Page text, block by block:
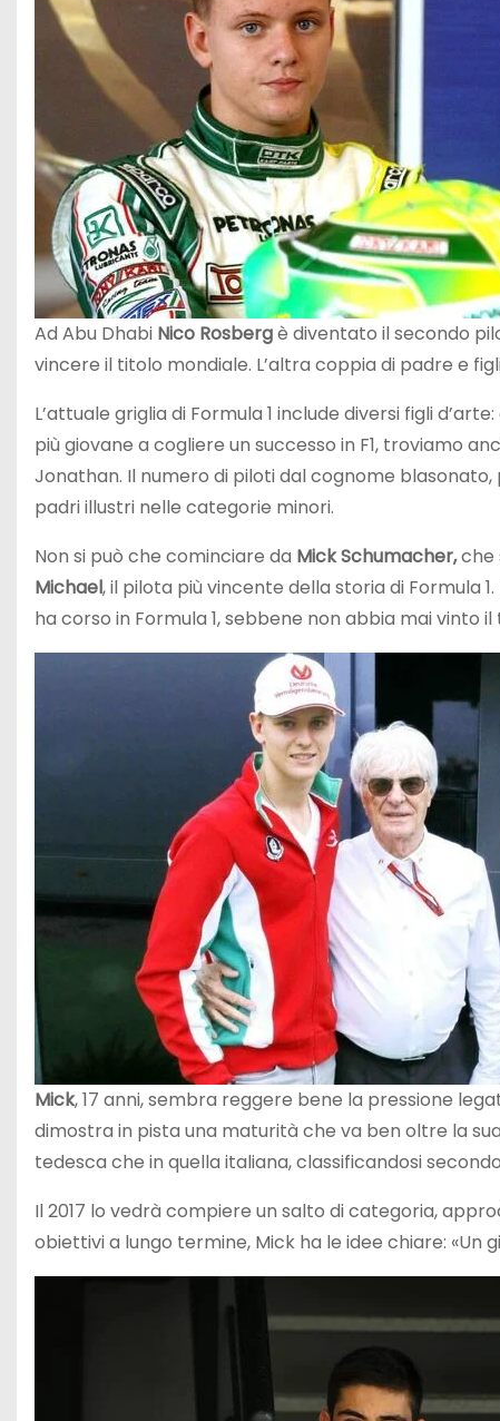
Ad Abu Dhabi Nico Rosbergè diventato il secondo
vincere il titolo mondiale. L’altra coppia di padre e
L’attuale griglia di Formula 1 include diversi figli
più giovane a cogliere un successo in F1, troviamo
Jonathan. Il numero di piloti dal cognome
padri illustri nelle categorie minori.
Non si può che cominciare da Mick Schumacher,che
Michael, il pilota più vincente della storia di Formula
ha corso in Formula 1, sebbene non abbia mai vinto
Mick, 17 anni, sembra reggere bene la pressione
dimostra in pista una maturità che va ben oltre la
tedesca che in quella italiana, classificandosi
Il 2017 lo vedrà compiere un salto di categoria,
obiettivi a lungo termine, Mick ha le idee chiare: «Un